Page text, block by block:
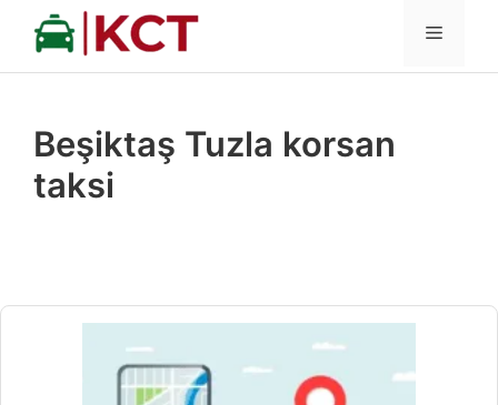
İçeriğe
MENÜ
Beşiktaş Tuzla korsan
taksi